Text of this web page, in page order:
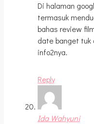
Di halaman
termasuk
bahas review
date banget tuk
info2nya.
Reply
Ida Wahyuni